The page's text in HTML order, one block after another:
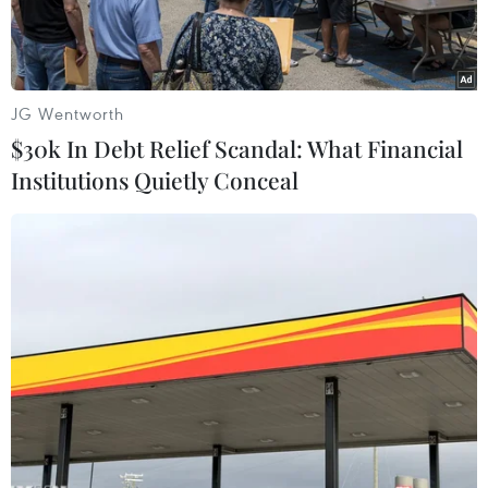
Hình ảnh minh họa đồng tiền kỹ thuật số Bitcoin. (Ảnh:
Reuters/TTXVN)
Đồng tiền kỹ thuật số bitcoin đã giảm xuống
dưới mốc 60.000 USD/BTC lần đầu tiên kể từ
JG Wentworth
$30k In Debt Relief Scandal: What Financial
Institutions Quietly Conceal